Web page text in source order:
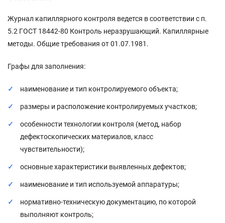
Журнал капиллярного контроля ведется в соответствии с п.
5.2 ГОСТ 18442-80 Контроль неразрушающий. Капиллярные
методы. Общие требования от 01.07.1981.
Графы для заполнения:
наименование и тип контролируемого объекта;
размеры и расположение контролируемых участков;
особенности технологии контроля (метод, набор
дефектоскопических материалов, класс
чувствительности);
основные характеристики выявленных дефектов;
наименование и тип используемой аппаратуры;
нормативно-техническую документацию, по которой
выполняют контроль;